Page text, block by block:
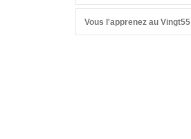
Vous l'apprenez au Vingt55